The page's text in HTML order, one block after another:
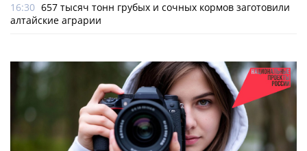
16:30 657 тысяч тонн грубых и сочных кормов заготовили
алтайские аграрии